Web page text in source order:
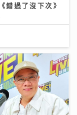
錯過了沒下次》